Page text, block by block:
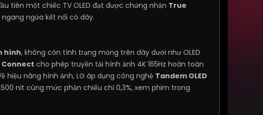
tiên một chiếc TV OLED đạt được chứng nhận True
ngửa kết nối có dây.
hình, không còn tình trạng mỏng trên dày dưới như OLED
Connect cho phép truyền tải hình ảnh 4K 165Hz hoàn toàn
hiệu năng hình ảnh, LG áp dụng công nghệ Tandem OLED
nit cùng mức phản chiếu chỉ 0,3%, xem phim trong